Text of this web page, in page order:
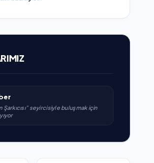
Şarkıcısı” seyircisiyle buluşmak için